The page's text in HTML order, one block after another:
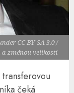
CC BY-SA 3.0 /
změnou velikosti
čeká